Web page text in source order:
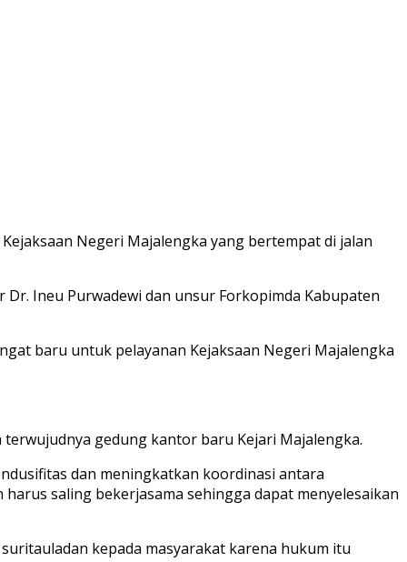
Negeri Majalengka yang bertempat di jalan
Dr. Ineu Purwadewi dan unsur Forkopimda Kabupaten
baru untuk pelayanan Kejaksaan Negeri Majalengka
gedung kantor baru Kejari Majalengka.
dan meningkatkan koordinasi antara
saling bekerjasama sehingga dapat menyelesaikan
kepada masyarakat karena hukum itu